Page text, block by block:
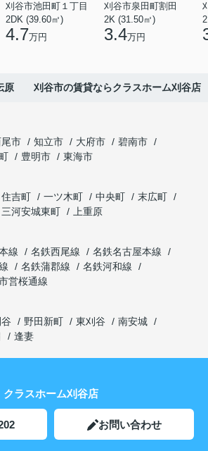
刈谷市池田町１丁目
2DK (39.60㎡)
4.7万円
刈谷市泉田町割田
2K (31.50㎡)
3.4万円
原 刈谷市の賃貸ならクラスホーム刈谷店
市 知立市 大府市
碧南市
豊明市
東海市
住吉町 一ツ木町 中央町
末広町
三河安城東町
上重原
線 名鉄西尾線
名鉄名古屋本線
名鉄蒲郡線
名鉄河和線
営桜通線
野田新町 東刈谷
南安城
逢妻
クラスホーム刈谷店
お問い合わせ